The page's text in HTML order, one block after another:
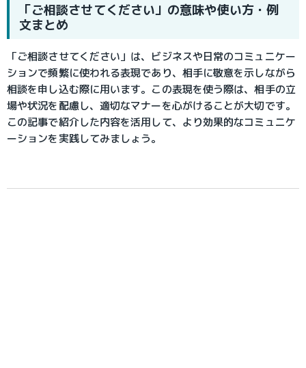
「ご相談させてください」の意味や使い方・例
文まとめ
「ご相談させてください」は、ビジネスや日常のコミュニケー
ションで頻繁に使われる表現であり、相手に敬意を示しながら
相談を申し込む際に用います。この表現を使う際は、相手の立
場や状況を配慮し、適切なマナーを心がけることが大切です。
この記事で紹介した内容を活用して、より効果的なコミュニケ
ーションを実践してみましょう。